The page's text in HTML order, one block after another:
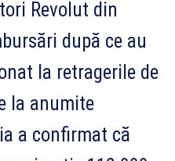
Revolut din
după ce au
la retragerile de
la anumite
a confirmat că